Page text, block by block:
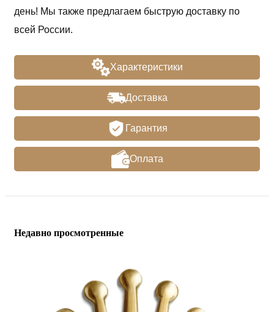
Характеристики
Доставка
Гарантия
Оплата
день! Мы также предлагаем быструю доставку по
всей России.
Недавно просмотренные